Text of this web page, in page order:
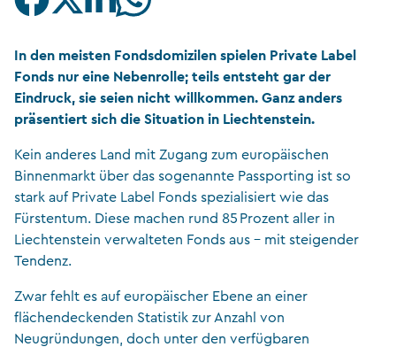
In den meisten Fondsdomizilen spielen Private Label
Fonds nur eine Nebenrolle; teils entsteht gar der
Eindruck, sie seien nicht willkommen. Ganz anders
präsentiert sich die Situation in Liechtenstein.
Kein anderes Land mit Zugang zum europäischen
Binnenmarkt über das sogenannte Passporting ist so
stark auf Private Label Fonds spezialisiert wie das
Fürstentum. Diese machen rund 85 Prozent aller in
Liechtenstein verwalteten Fonds aus – mit steigender
Tendenz.
Zwar fehlt es auf europäischer Ebene an einer
flächendeckenden Statistik zur Anzahl von
Neugründungen, doch unter den verfügbaren